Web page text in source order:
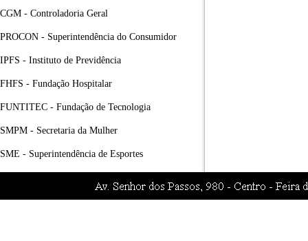
CGM - Controladoria Geral
PROCON - Superintendência do Consumidor
IPFS - Instituto de Previdência
FHFS - Fundação Hospitalar
FUNTITEC - Fundação de Tecnologia
SMPM - Secretaria da Mulher
SME - Superintendência de Esportes